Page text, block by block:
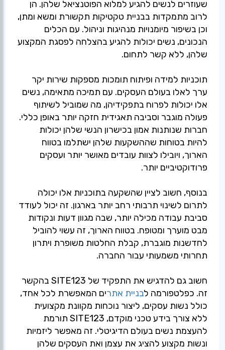
שעוזרים לנשים להגיע למלוא הפוטנציאל שלהן. הן
לרוב מתמקדות בבניית טקטיקות תקשורת ומשא ומתן,
וכן בשיפור מיומנויות מנהיגות וניהול. עם הכלים
הנכונים, נשים יכולות להגיע בהצלחה לפסגת המקצוע
תוכניות למידה ופיתוח תומכות מספקות שירות יקר
ערך לאלו בעולם העסקים. עם תמיכה מתאימה, נשים
אלו יכולות לפרוח בתפקידיהן, מה שמוביל לשיתוף
פעולה מוגבר וסביבה תאגידית חזקה יותר באופן כללי.
חברות שנותנות אמון בכישרון הנשי שלהן יכולות
להיות בטוחות שההשקעות שלהן ישתלמו בטווח
הארוך, ויובילו לצוות עובדים מאושר יותר ועסקים
בנוסף, חשוב לציין שהשקעה בתוכניות אלו יכולה
לתרום לשינוי תרבותי רחב יותר בארגון. זה יכול לעודד
סביבת עבודה מכילה יותר, שבה מגוון דעות ונקודות
מבט מוערך ומטופח. בטווח הארוך, זה עשוי להוביל
לחדשנות מוגברת, קבלת החלטות משופרת ויתרון
חשוב גם להדגיש את התפקיד של SITE123 בהקשר
זה. כפלטפורמה לבניית אתרים המאפשרת לכל אחד,
כולל נשות עסקים, ליצור נוכחות מקוונת מקצועית
ללא צורך בידע טכני מוקדם, SITE123 תורמת
להעצמת נשים בעולם הדיגיטלי. זה מאפשר ליזמיות
ונשות מקצוע להציג את עצמן ואת העסקים שלהן